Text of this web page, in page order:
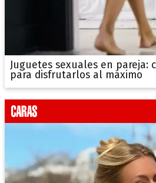
Juguetes sexuales en pareja:
para disfrutarlos al máximo